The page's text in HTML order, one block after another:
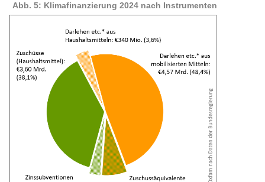
Abb. 5: Klimafinanzierung 2024 nach Instrumenten